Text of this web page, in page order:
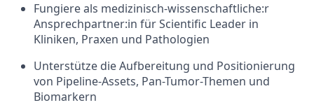
Fungiere als medizinisch-wissenschaftliche:r
Ansprechpartner:in für Scientific Leader in
Kliniken, Praxen und Pathologien
Unterstütze die Aufbereitung und Positionierung
von Pipeline-Assets, Pan-Tumor-Themen und
Biomarkern